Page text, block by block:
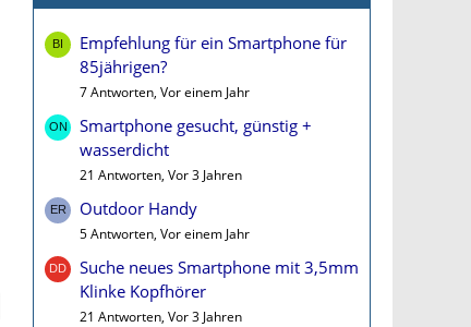
Empfehlung für ein Smartphone für
85jährigen?
7 Antworten, Vor einem Jahr
Smartphone gesucht, günstig +
wasserdicht
21 Antworten, Vor 3 Jahren
Outdoor Handy
5 Antworten, Vor einem Jahr
Suche neues Smartphone mit 3,5mm
Klinke Kopfhörer
21 Antworten, Vor 3 Jahren